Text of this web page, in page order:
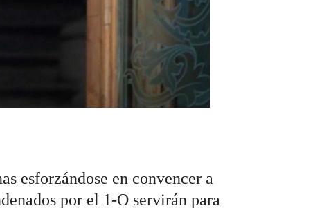
esforzándose en convencer a
por el 1-O servirán para